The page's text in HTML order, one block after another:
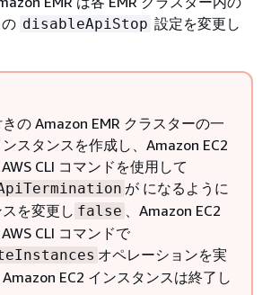
disableApiStop 設定を変更し
の Amazon EMR クラスターの一
スタンスを作成し、Amazon EC2
CLI コマンドを使用して
が になるように
を変更し false
、Amazon EC2
CLI コマンドで
オペレーションを実
EC2 インスタンスは終了し